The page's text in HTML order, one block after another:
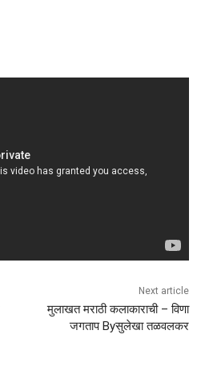
Next article
मुलाखत मराठी कलाकाराची – विणा
जगताप Byसुलेखा तळवलकर